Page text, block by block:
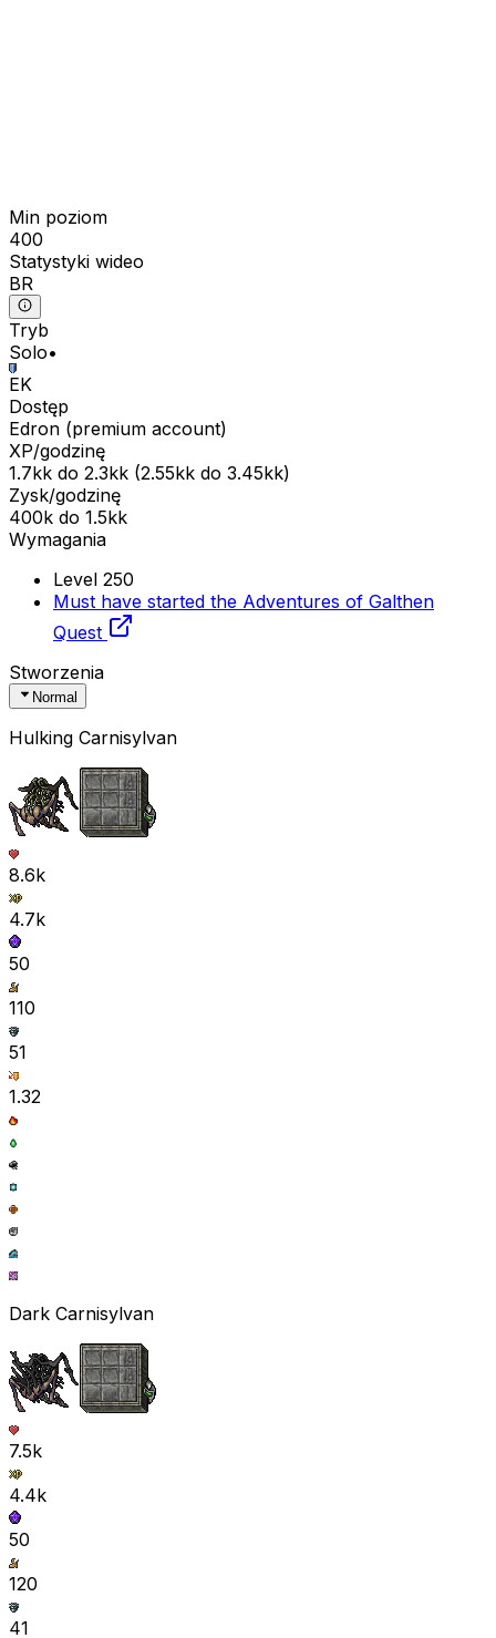
Min poziom
400
Statystyki wideo
BR
Tryb
Solo•
EK
Dostęp
Edron (premium account)
XP/godzinę
1.7kk do 2.3kk (2.55kk do 3.45kk)
Zysk/godzinę
400k do 1.5kk
Wymagania
Level 250
Must have started the Adventures of Galthen
Quest
Stworzenia
Normal
Hulking Carnisylvan
8.6k
4.7k
50
110
51
1.32
Dark Carnisylvan
7.5k
4.4k
50
120
41